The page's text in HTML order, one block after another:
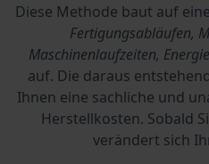
Diese Methode baut auf
Fertigungsabläufen,
Maschinenlaufzeiten,
auf. Die daraus
Ihnen eine sachliche und
Herstellkosten. Sobald
verändert sich